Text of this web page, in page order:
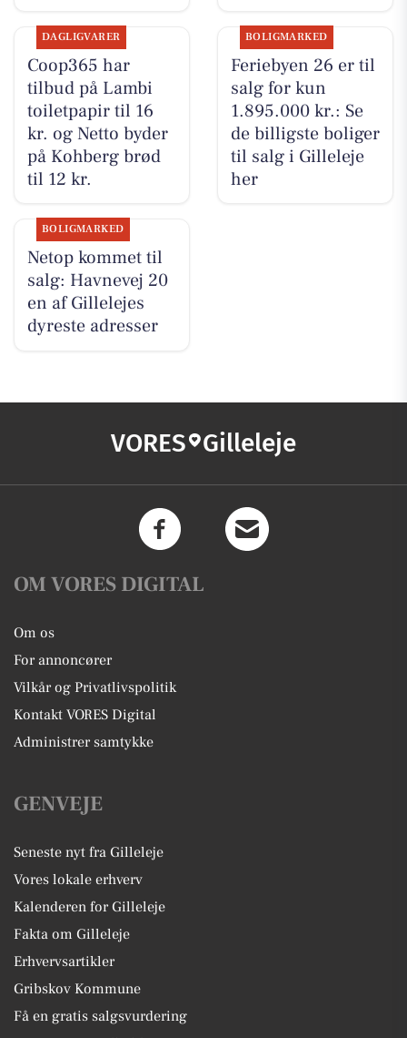
DAGLIGVARER
Coop365 har
tilbud på Lambi
toiletpapir til 16
kr. og Netto byder
på Kohberg brød
til 12 kr.
BOLIGMARKED
Feriebyen 26 er til
salg for kun
1.895.000 kr.: Se
de billigste boliger
til salg i Gilleleje
her
BOLIGMARKED
Netop kommet til
salg: Havnevej 20
en af Gillelejes
dyreste adresser
VORES Gilleleje
OM VORES DIGITAL
Om os
For annoncører
Vilkår og Privatlivspolitik
Kontakt VORES Digital
Administrer samtykke
GENVEJE
Seneste nyt fra Gilleleje
Vores lokale erhverv
Kalenderen for Gilleleje
Fakta om Gilleleje
Erhvervsartikler
Gribskov Kommune
Få en gratis salgsvurdering